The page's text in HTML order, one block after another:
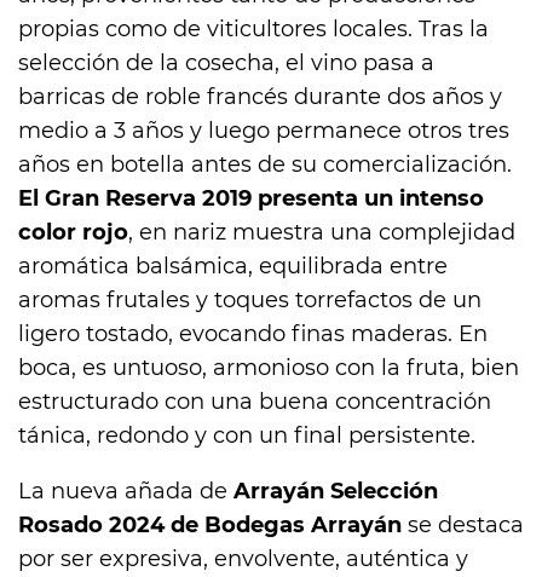
propias como de viticultores locales. Tras la
selección de la cosecha, el vino pasa a
barricas de roble francés durante dos años y
medio a 3 años y luego permanece otros tres
años en botella antes de su comercialización.
El Gran Reserva 2019 presenta un intenso
color rojo, en nariz muestra una complejidad
aromática balsámica, equilibrada entre
aromas frutales y toques torrefactos de un
ligero tostado, evocando finas maderas. En
boca, es untuoso, armonioso con la fruta, bien
estructurado con una buena concentración
tánica, redondo y con un final persistente.
La nueva añada de Arrayán Selección
Rosado 2024 de Bodegas Arrayán se destaca
por ser expresiva, envolvente, auténtica y